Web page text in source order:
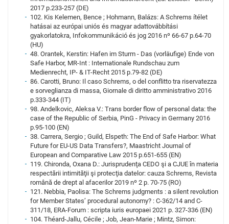
2017 p.233-257 (DE)
102. Kis Kelemen, Bence ; Hohmann, Balázs: A Schrems ítélet
hatásai az európai uniós és magyar adattovábbítási
gyakorlatokra, Infokommunikáció és jog 2016 nº 66-67 p.64-70
(HU)
48. Orantek, Kerstin: Hafen im Sturm - Das (vorläufige) Ende von
Safe Harbor, MR-Int : Internationale Rundschau zum
Medienrecht, IP- & IT-Recht 2015 p.79-82 (DE)
86. Carotti, Bruno: Il caso Schrems, o del conflitto tra riservatezza
e sorveglianza di massa, Giornale di diritto amministrativo 2016
p.333-344 (IT)
98. Andelkovic, Aleksa V.: Trans border flow of personal data: the
case of the Republic of Serbia, PinG - Privacy in Germany 2016
p.95-100 (EN)
38. Carrera, Sergio ; Guild, Elspeth: The End of Safe Harbor: What
Future for EU-US Data Transfers?, Maastricht Journal of
European and Comparative Law 2015 p.651-655 (EN)
119. Chironda, Oxana D.: Jurisprudenţa CEDO şi a CJUE în materia
respectării intimităţii şi protecţia datelor: cauza Schrems, Revista
română de drept al afacerilor 2019 nº 2 p. 70-75 (RO)
121. Nebbia, Paolisa: The Schrems judgments : a silent revolution
for Member States’ procedural autonomy? : C-362/14 and C-
311/18, ERA-Forum : scripta iuris europaei 2021 p. 327-336 (EN)
104. Théard-Jallu, Cécile ; Job, Jean-Marie ; Mintz, Simon: